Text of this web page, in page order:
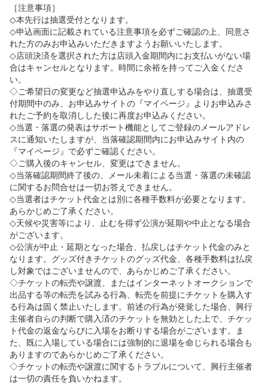
［注意事項］
◇本先行は抽選受付となります。
◇申込画面に記載されている注意事項を必ずご確認の上、同意さ
れた方のみお申込みいただきますようお願いいたします。
◇店頭決済を選択された方は店頭入金期間内にお支払いがない場
合はキャンセルとなります。時間に余裕を持ってご入金くださ
い。
◇ご希望日の変更など抽選申込みをやり直しする場合は、抽選受
付期間中のみ、お申込みサイトの『マイページ』よりお申込みさ
れたご予約を取消しした後に再度お申込みください。
◇当選・落選の発表はサポート機能としてご登録のメールアドレ
スに通知いたしますが、当落確認期間内にお申込みサイト内の
『マイページ』で必ずご確認ください。
◇ご購入後のキャンセル、変更はできません。
◇当落確認期間終了後の、メール未着による当選・落選の未確認
に関するお問合せは一切お答えできません。
◇当選者はチケット代金とは別に各種手数料が必要となります。
あらかじめご了承ください。
◇天候や災害等により、止むを得ず公演が延期や中止となる場合
がございます。
◇公演が中止・延期となった場合、払戻しはチケット代金のみと
なります。グッズ付きチケットのグッズ代金、各種手数料は払戻
し対象ではございませんので、あらかじめご了承ください。
◇チケットの転売や譲渡、またはインターネットオークションで
出品する等の転売を試みる行為、転売を前提にチケットを購入す
る行為は固く禁止いたします。前述の行為が発覚した場合、興行
主催者自らの判断で購入済のチケットを無効とした上で、チケッ
ト代金の返金ならびに入場をお断りする場合がございます。ま
た、既に入場している場合には強制的に退場を命じられる場合も
ありますのであらかじめご了承ください。
◇チケットの転売や譲渡に関するトラブルについて、興行主催者
は一切の責任を負いかねます。